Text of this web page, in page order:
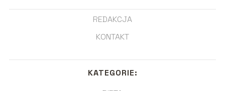
REDAKCJA
KONTAKT
KATEGORIE: